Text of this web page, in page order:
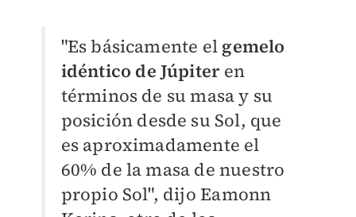
"Es básicamente el gemelo
idéntico de Júpiter en
términos de su masa y su
posición desde su Sol, que
es aproximadamente el
60% de la masa de nuestro
propio Sol", dijoEamonn